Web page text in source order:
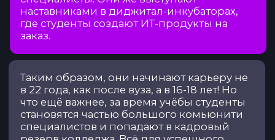
Программирование
Веб и
мультимедийная
Специальности